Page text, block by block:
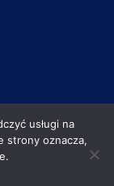
usługi na
strony oznacza,